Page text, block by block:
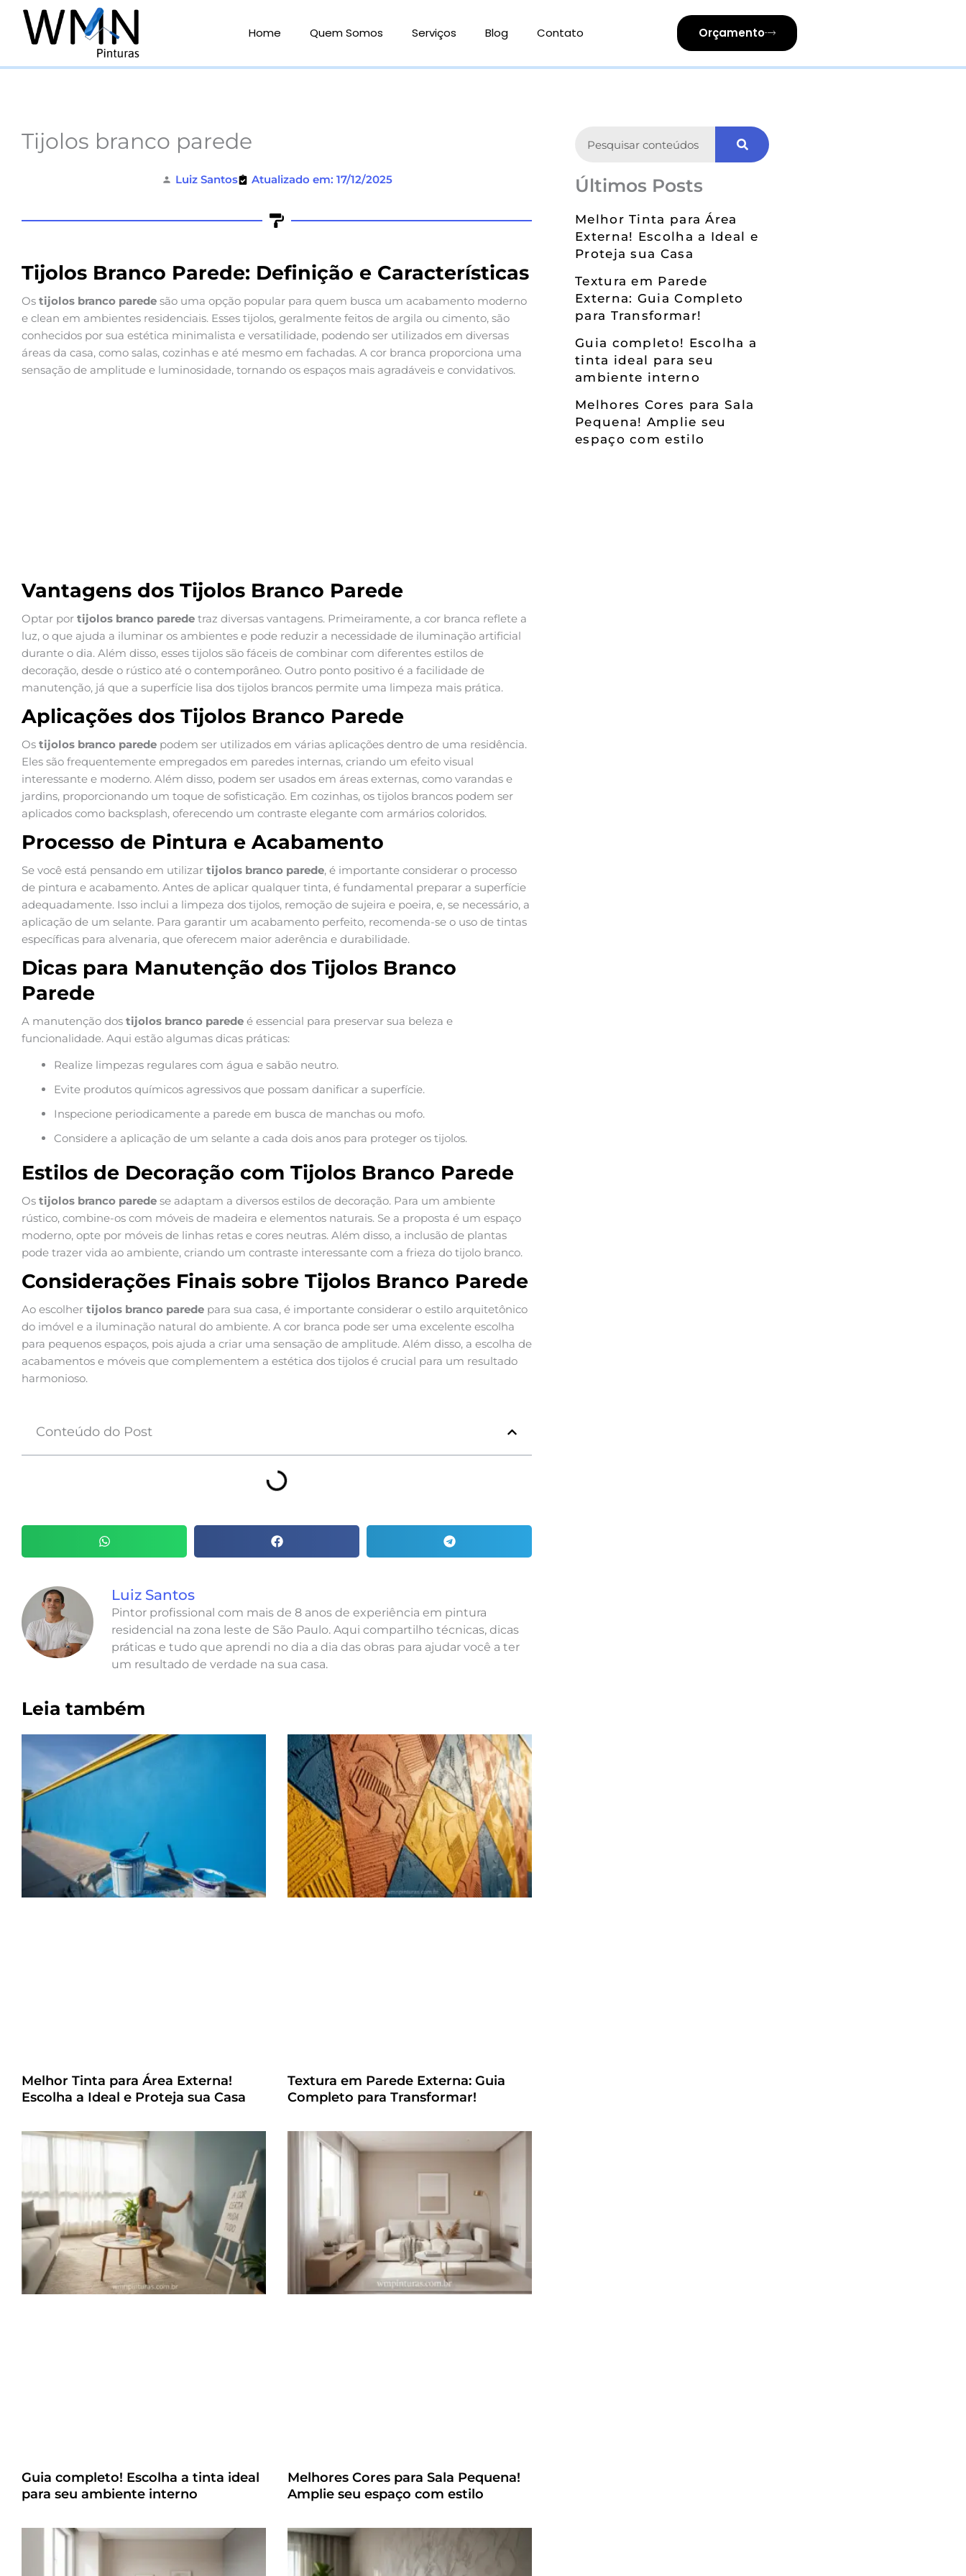
Home Quem Somos Serviços Blog Contato Orçamento
Tijolos branco parede
Luiz Santos Atualizado em: 17/12/2025
Tijolos Branco Parede: Definição e Características
Os tijolos branco parede são uma opção popular para quem busca um acabamento moderno
e clean em ambientes residenciais. Esses tijolos, geralmente feitos de argila ou cimento, são
conhecidos por sua estética minimalista e versatilidade, podendo ser utilizados em diversas
áreas da casa, como salas, cozinhas e até mesmo em fachadas. A cor branca proporciona uma
sensação de amplitude e luminosidade, tornando os espaços mais agradáveis e convidativos.
Vantagens dos Tijolos Branco Parede
Optar por tijolos branco parede traz diversas vantagens. Primeiramente, a cor branca reflete a
luz, o que ajuda a iluminar os ambientes e pode reduzir a necessidade de iluminação artificial
durante o dia. Além disso, esses tijolos são fáceis de combinar com diferentes estilos de
decoração, desde o rústico até o contemporâneo. Outro ponto positivo é a facilidade de
manutenção, já que a superfície lisa dos tijolos brancos permite uma limpeza mais prática.
Aplicações dos Tijolos Branco Parede
Os tijolos branco parede podem ser utilizados em várias aplicações dentro de uma residência.
Eles são frequentemente empregados em paredes internas, criando um efeito visual
interessante e moderno. Além disso, podem ser usados em áreas externas, como varandas e
jardins, proporcionando um toque de sofisticação. Em cozinhas, os tijolos brancos podem ser
aplicados como backsplash, oferecendo um contraste elegante com armários coloridos.
Processo de Pintura e Acabamento
Se você está pensando em utilizar tijolos branco parede, é importante considerar o processo
de pintura e acabamento. Antes de aplicar qualquer tinta, é fundamental preparar a superfície
adequadamente. Isso inclui a limpeza dos tijolos, remoção de sujeira e poeira, e, se necessário, a
aplicação de um selante. Para garantir um acabamento perfeito, recomenda-se o uso de tintas
específicas para alvenaria, que oferecem maior aderência e durabilidade.
Dicas para Manutenção dos Tijolos Branco
Parede
A manutenção dos tijolos branco parede é essencial para preservar sua beleza e
funcionalidade. Aqui estão algumas dicas práticas:
Realize limpezas regulares com água e sabão neutro.
Evite produtos químicos agressivos que possam danificar a superfície.
Inspecione periodicamente a parede em busca de manchas ou mofo.
Considere a aplicação de um selante a cada dois anos para proteger os tijolos.
Estilos de Decoração com Tijolos Branco Parede
Os tijolos branco parede se adaptam a diversos estilos de decoração. Para um ambiente
rústico, combine-os com móveis de madeira e elementos naturais. Se a proposta é um espaço
moderno, opte por móveis de linhas retas e cores neutras. Além disso, a inclusão de plantas
pode trazer vida ao ambiente, criando um contraste interessante com a frieza do tijolo branco.
Considerações Finais sobre Tijolos Branco Parede
Ao escolher tijolos branco parede para sua casa, é importante considerar o estilo arquitetônico
do imóvel e a iluminação natural do ambiente. A cor branca pode ser uma excelente escolha
para pequenos espaços, pois ajuda a criar uma sensação de amplitude. Além disso, a escolha de
acabamentos e móveis que complementem a estética dos tijolos é crucial para um resultado
harmonioso.
Conteúdo do Post
Luiz Santos
Pintor profissional com mais de 8 anos de experiência em pintura
residencial na zona leste de São Paulo. Aqui compartilho técnicas, dicas
práticas e tudo que aprendi no dia a dia das obras para ajudar você a ter
um resultado de verdade na sua casa.
Leia também
Melhor Tinta para Área Externa!
Escolha a Ideal e Proteja sua Casa
Textura em Parede Externa: Guia
Completo para Transformar!
Guia completo! Escolha a tinta ideal
para seu ambiente interno
Melhores Cores para Sala Pequena!
Amplie seu espaço com estilo
Últimos Posts
Melhor Tinta para Área
Externa! Escolha a Ideal e
Proteja sua Casa
Textura em Parede
Externa: Guia Completo
para Transformar!
Guia completo! Escolha a
tinta ideal para seu
ambiente interno
Melhores Cores para Sala
Pequena! Amplie seu
espaço com estilo